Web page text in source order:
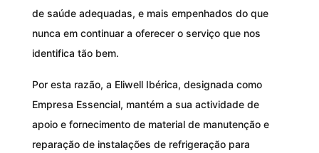
de saúde adequadas, e mais empenhados do que
nunca em continuar a oferecer o serviço que nos
identifica tão bem.
Por esta razão, a Eliwell Ibérica, designada como
Empresa Essencial, mantém a sua actividade de
apoio e fornecimento de material de manutenção e
reparação de instalações de refrigeração para